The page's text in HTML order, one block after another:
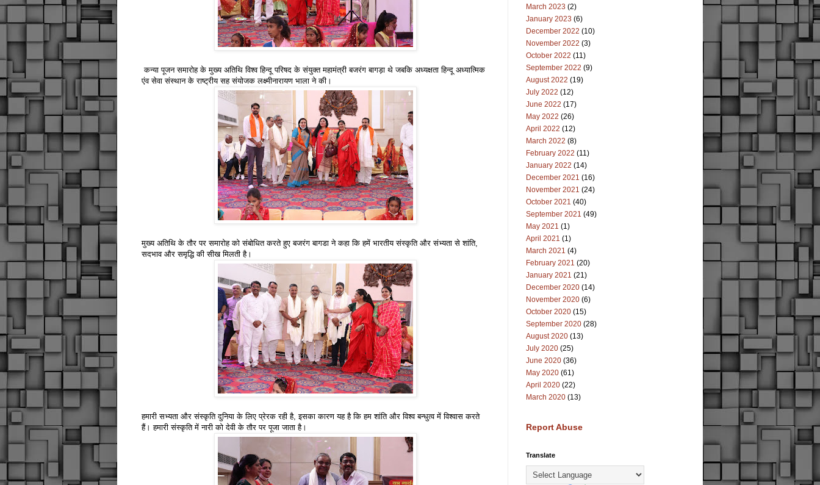
कन्या पूजन समारोह के मुख्य अतिथि विश्व हिन्दू परिषद के संयुक्त महामंत्री बजरंग बागड़ा थे जबकि अध्यक्षता हिन्दू अध्यात्मिक
एंव सेवा संस्थान के राष्ट्रीय सह संयोजक लक्ष्मीनारायण भाला ने की।
मुख्य अतिथि के तौर पर समारोह को संबोधित करते हुए बजरंग बागडा ने कहा कि हमें भारतीय संस्कृति और संभ्यता से शांति,
सदभाव और समृद्धि की सीख मिलती है।
हमारी सभ्यता और संस्कृति दुनिया के लिए प्रेरक रही है, इसका कारण यह है कि हम शांति और विश्व बन्धुत्व में विश्वास करते
हैं। हमारी संस्कृति में नारी को देवी के तौर पर पूजा जाता है।
March 2023 (2)
January 2023 (6)
December 2022 (10)
November 2022 (3)
October 2022 (11)
September 2022 (9)
August 2022 (19)
July 2022 (12)
June 2022 (17)
May 2022 (26)
April 2022 (12)
March 2022 (8)
February 2022 (11)
January 2022 (14)
December 2021 (16)
November 2021 (24)
October 2021 (40)
September 2021 (49)
May 2021 (1)
April 2021 (1)
March 2021 (4)
February 2021 (20)
January 2021 (21)
December 2020 (14)
November 2020 (6)
October 2020 (15)
September 2020 (28)
August 2020 (13)
July 2020 (25)
June 2020 (36)
May 2020 (61)
April 2020 (22)
March 2020 (13)
Report Abuse
Translate